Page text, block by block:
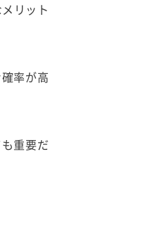
リット
率が高
重要だ